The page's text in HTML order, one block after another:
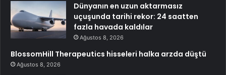
Dünyanın en uzun aktarmasız
uçuşunda tarihi rekor: 24 saatten
fazla havada kaldılar
Ağustos 8, 2026
BlossomHill Therapeutics hisseleri halka arzda düştü
Ağustos 8, 2026